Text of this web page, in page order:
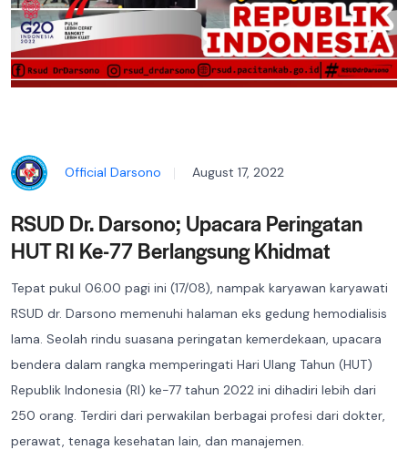
Official Darsono August 17, 2022
RSUD Dr. Darsono; Upacara Peringatan
HUT RI Ke-77 Berlangsung Khidmat
Tepat pukul 06.00 pagi ini (17/08), nampak karyawan karyawati
RSUD dr. Darsono memenuhi halaman eks gedung hemodialisis
lama. Seolah rindu suasana peringatan kemerdekaan, upacara
bendera dalam rangka memperingati Hari Ulang Tahun (HUT)
Republik Indonesia (RI) ke-77 tahun 2022 ini dihadiri lebih dari
250 orang. Terdiri dari perwakilan berbagai profesi dari dokter,
perawat, tenaga kesehatan lain, dan manajemen.